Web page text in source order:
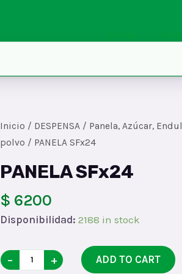
Inicio / DESPENSA / Panela, Azúcar,
polvo / PANELA SFx24
PANELA SFx24
$ 6200
Disponibilidad: 2188 in stock
PANELA
− + ADD TO CART